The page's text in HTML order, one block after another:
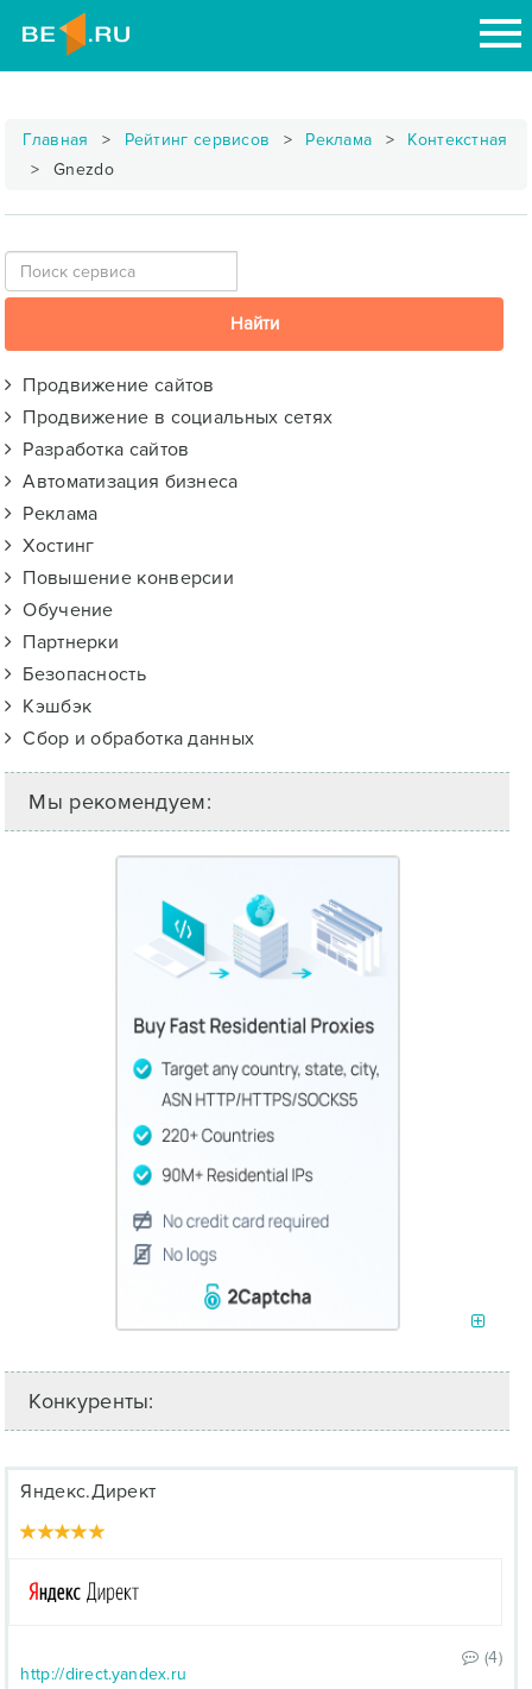
Главная Рейтинг сервисов Реклама
Контекстная
Gnezdo
Продвижение сайтов
Продвижение в социальных сетях
Разработка сайтов
Автоматизация бизнеса
Реклама
Хостинг
Повышение конверсии
Обучение
Партнерки
Безопасность
Кэшбэк
Сбор и обработка данных
Мы рекомендуем:
Конкуренты:
Яндекс.Директ
(4)
http://direct.yandex.ru